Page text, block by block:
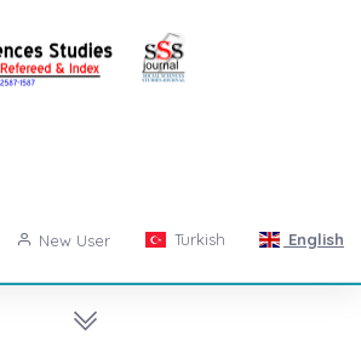
New User Turkish English